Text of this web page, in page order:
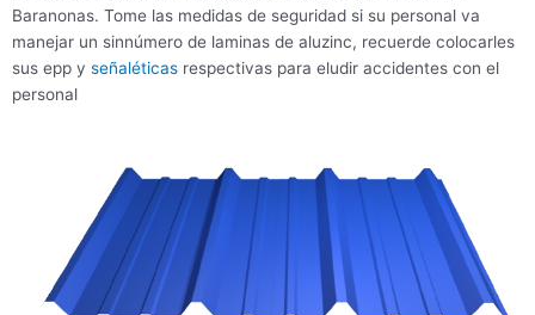
Baranonas. Tome las medidas de seguridad si su personal va
manejar un sinnúmero de laminas de aluzinc, recuerde colocarles
sus epp y señaléticas respectivas para eludir accidentes con el
personal